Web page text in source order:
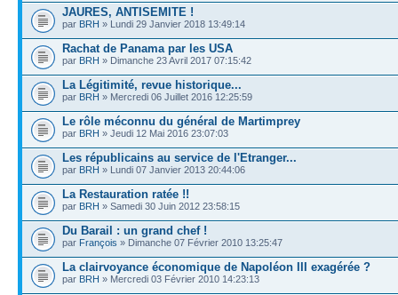
JAURES, ANTISEMITE !
par BRH » Lundi 29 Janvier 2018 13:49:14
Rachat de Panama par les USA
par BRH » Dimanche 23 Avril 2017 07:15:42
La Légitimité, revue historique...
par BRH » Mercredi 06 Juillet 2016 12:25:59
Le rôle méconnu du général de Martimprey
par BRH » Jeudi 12 Mai 2016 23:07:03
Les républicains au service de l'Etranger...
par BRH » Lundi 07 Janvier 2013 20:44:06
La Restauration ratée !!
par BRH » Samedi 30 Juin 2012 23:58:15
Du Barail : un grand chef !
par François » Dimanche 07 Février 2010 13:25:47
La clairvoyance économique de Napoléon III exagérée ?
par BRH » Mercredi 03 Février 2010 14:23:13